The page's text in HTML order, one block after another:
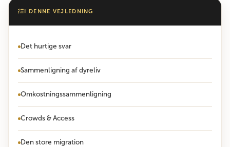
I DENNE VEJLEDNING
Det hurtige svar
Sammenligning af dyreliv
Omkostningssammenligning
Crowds & Access
Den store migration